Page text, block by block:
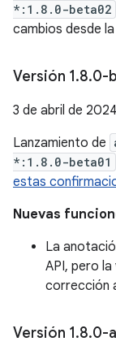
*:1.8.0-beta02
cambios desde
Versión 1.8.0-
3 de abril de 2024
Lanzamiento de
*:1.8.0-beta01
estas
Nuevas
La
API, pero
corrección
Versión 1.8.0-